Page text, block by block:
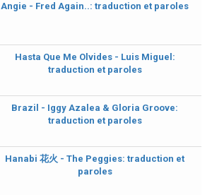
Angie - Fred Again..: traduction et paroles
Hasta Que Me Olvides - Luis Miguel:
traduction et paroles
Brazil - Iggy Azalea & Gloria Groove:
traduction et paroles
Hanabi 花火 - The Peggies: traduction et
paroles